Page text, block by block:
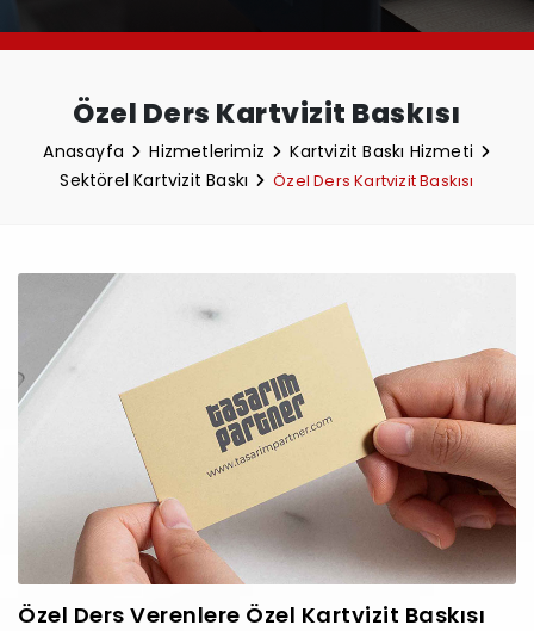
Özel Ders Kartvizit Baskısı
Anasayfa Hizmetlerimiz
Kartvizit Baskı Hizmeti
Sektörel Kartvizit Baskı
Özel Ders Kartvizit Baskısı
Özel Ders Verenlere Özel Kartvizit Baskısı